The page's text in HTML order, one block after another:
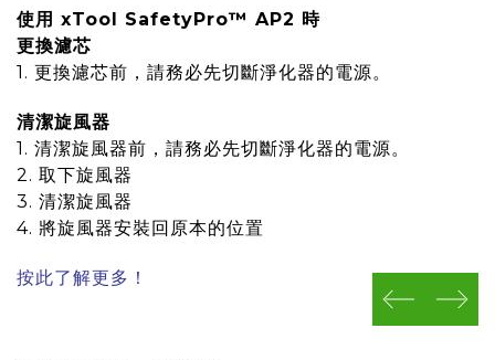
使用 xTool SafetyPro™ AP2 時
更換濾芯
1. 更換濾芯前，請務必先切斷淨化器的電源。
清潔旋風器
1. 清潔旋風器前，請務必先切斷淨化器的電源。
2. 取下旋風器
3. 清潔旋風器
4. 將旋風器安裝回原本的位置
按此了解更多！
prev next